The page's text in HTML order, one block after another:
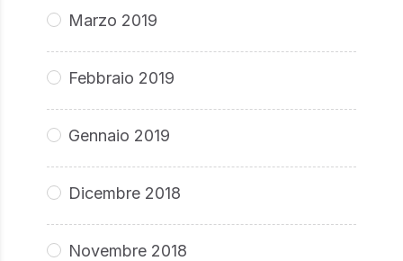
Marzo 2019
Febbraio 2019
Gennaio 2019
Dicembre 2018
Novembre 2018